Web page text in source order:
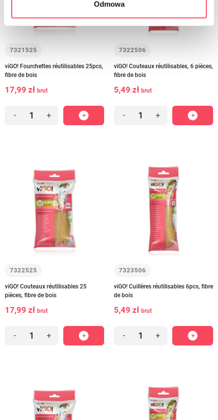
Odmowa
7321525
viGO! Fourchettes réutilisables 25pcs,
fibre de bois
17,99 zł brut
- +
7322506
viGO! Couteaux réutilisables, 6 pièces,
fibre de bois
5,49 zł brut
- +
7322525
viGO! Couteaux réutilisables 25
pièces, fibre de bois
17,99 zł brut
- +
7323506
viGO! Cuillères réutilisables 6pcs, fibre
de bois
5,49 zł brut
- +